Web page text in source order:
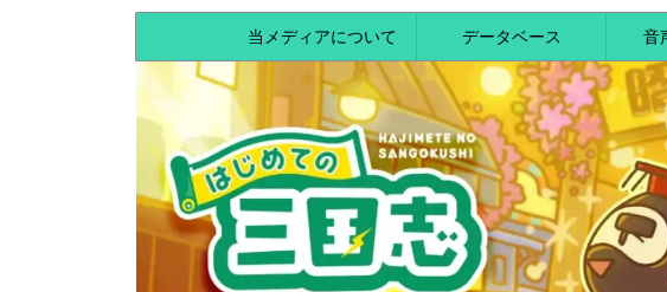
当メディアについて データベース 音